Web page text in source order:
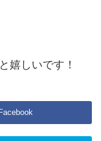
嬉しいです！
Facebook